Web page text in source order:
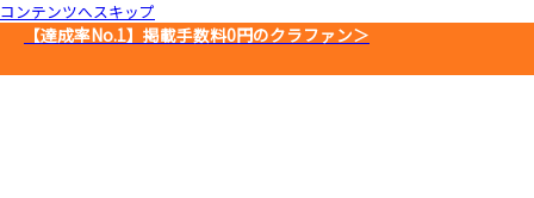
コンテンツへスキップ
【達成率No.1】 掲載手数料0円のクラファン＞